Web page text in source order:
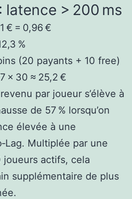
latence > 200 ms
€ = 0,96 €
%
(20 payants + 10 free)
× 30 ≈ 25,2 €
par joueur s’élève à
de 57 % lorsqu’on
élevée à une
Multiplée par une
actifs, cela
supplémentaire de plus